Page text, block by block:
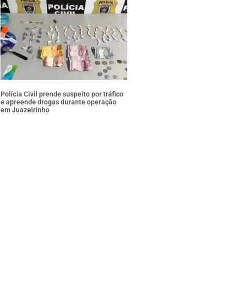
Polícia Civil prende suspeito por tráfico
e apreende drogas durante operação
em Juazeirinho